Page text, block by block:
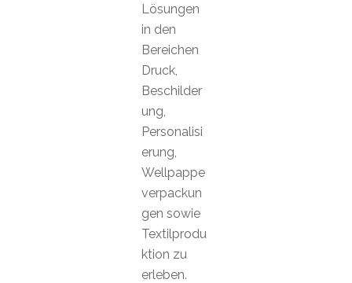
Lösungen
in den
Bereichen
Druck,
Beschilder
ung,
Personalisi
erung,
Wellpappe
verpackun
gen sowie
Textilprodu
ktion zu
erleben.